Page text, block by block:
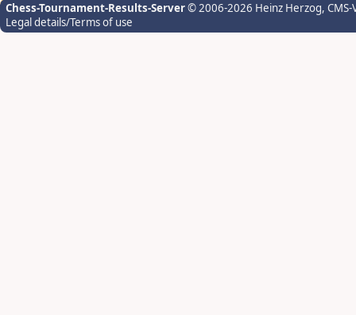
Chess-Tournament-Results-Server© 2006-2026 Heinz Herzog,
Legal details/Terms of use